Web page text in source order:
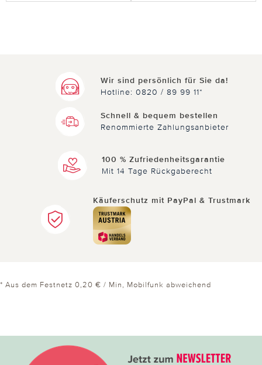
Wir sind persönlich für Sie da!
Hotline: 0820 / 89 99 11*
Schnell & bequem bestellen
Renommierte Zahlungsanbieter
100 % Zufriedenheitsgarantie
Mit 14 Tage Rückgaberecht
Käuferschutz mit PayPal & Trustmark
* Aus dem Festnetz 0,20 € / Min, Mobilfunk abweichend